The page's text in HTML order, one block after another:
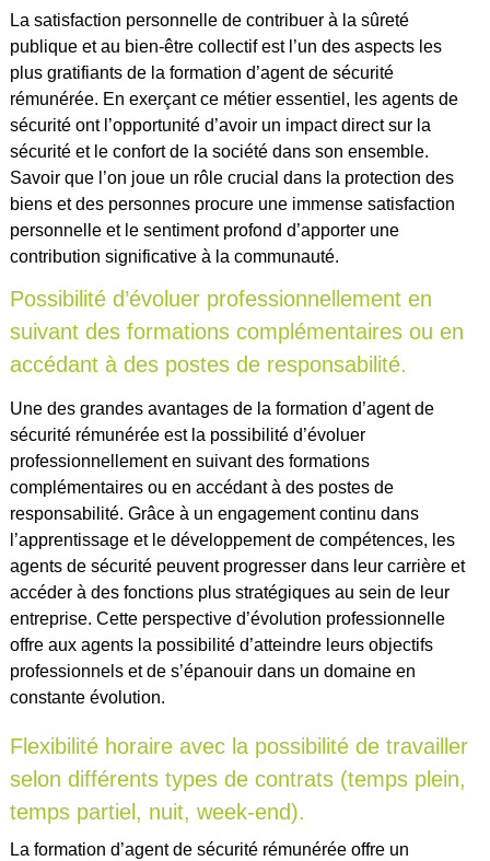
La satisfaction personnelle de contribuer à la sûreté
publique et au bien-être collectif est l’un des aspects les
plus gratifiants de la formation d’agent de sécurité
rémunérée. En exerçant ce métier essentiel, les agents de
sécurité ont l’opportunité d’avoir un impact direct sur la
sécurité et le confort de la société dans son ensemble.
Savoir que l’on joue un rôle crucial dans la protection des
biens et des personnes procure une immense satisfaction
personnelle et le sentiment profond d’apporter une
contribution significative à la communauté.
Possibilité d’évoluer professionnellement en
suivant des formations complémentaires ou en
accédant à des postes de responsabilité.
Une des grandes avantages de la formation d’agent de
sécurité rémunérée est la possibilité d’évoluer
professionnellement en suivant des formations
complémentaires ou en accédant à des postes de
responsabilité. Grâce à un engagement continu dans
l’apprentissage et le développement de compétences, les
agents de sécurité peuvent progresser dans leur carrière et
accéder à des fonctions plus stratégiques au sein de leur
entreprise. Cette perspective d’évolution professionnelle
offre aux agents la possibilité d’atteindre leurs objectifs
professionnels et de s’épanouir dans un domaine en
constante évolution.
Flexibilité horaire avec la possibilité de travailler
selon différents types de contrats (temps plein,
temps partiel, nuit, week-end).
La formation d’agent de sécurité rémunérée offre un